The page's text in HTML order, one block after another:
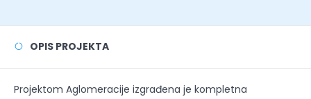
OPIS PROJEKTA
Projektom Aglomeracije izgrađena je kompletna